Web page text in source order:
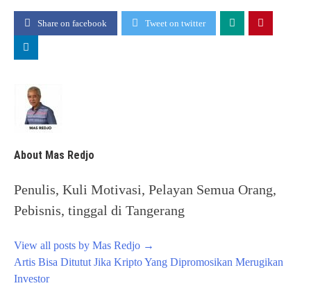
Share on facebook Tweet on twitter
About Mas Redjo
Penulis, Kuli Motivasi, Pelayan Semua Orang,
Pebisnis, tinggal di Tangerang
View all posts by Mas Redjo →
Post
navigation
Artis Bisa Ditutut Jika Kripto Yang Dipromosikan Merugikan
Investor